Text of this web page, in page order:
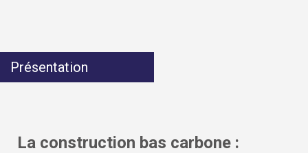
Présentation
La construction bas carbone :